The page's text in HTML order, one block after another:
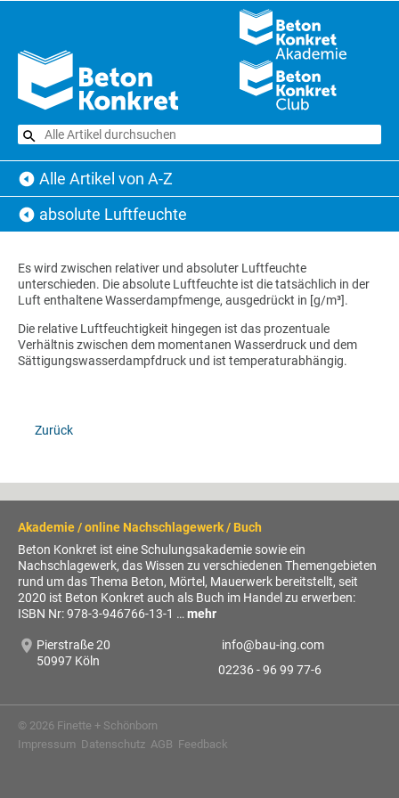
Alle Artikel von A-Z
absolute Luftfeuchte
Es wird zwischen relativer und absoluter Luftfeuchte
unterschieden. Die absolute Luftfeuchte ist die tatsächlich in der
Luft enthaltene Wasserdampfmenge, ausgedrückt in [g/m³].
Die relative Luftfeuchtigkeit hingegen ist das prozentuale
Verhältnis zwischen dem momentanen Wasserdruck und dem
Sättigungswasserdampfdruck und ist temperaturabhängig.
Zurück
Akademie / online Nachschlagewerk / Buch
Beton Konkret ist eine Schulungsakademie sowie ein
Nachschlagewerk, das Wissen zu verschiedenen Themengebieten
rund um das Thema Beton, Mörtel, Mauerwerk bereitstellt, seit
2020 ist Beton Konkret auch als Buch im Handel zu erwerben:
ISBN Nr: 978-3-946766-13-1 … mehr
Pierstraße 20
50997 Köln
info@bau-ing.com
02236 - 96 99 77-6
© 2026 Finette + Schönborn
Impressum Datenschutz AGB Feedback